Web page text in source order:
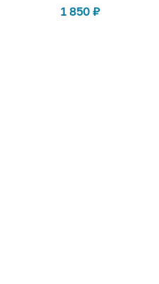
1 850 ₽